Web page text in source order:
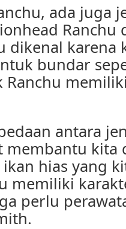
ada juga
Ranchu
dikenal karena
bundar
Ranchu
antara
membantu kita
hias yang
memiliki
perlu